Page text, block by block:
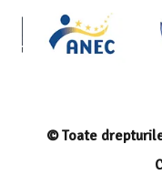
© Toate